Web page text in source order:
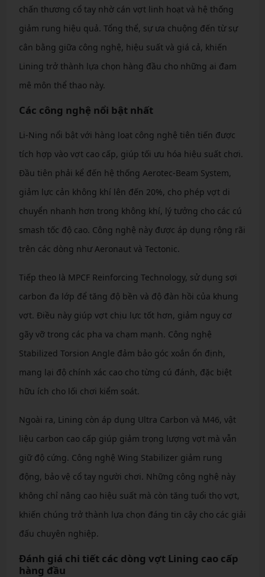
chấn thương cổ tay nhờ cán vợt linh hoạt và hệ thống
giảm rung hiệu quả. Tổng thể, sự ưa chuộng đến từ sự
cân bằng giữa công nghệ, hiệu suất và giá cả, khiến
Lining trở thành lựa chọn hàng đầu cho những ai đam
mê môn thể thao này.
Các công nghệ nổi bật nhất
Li-Ning nổi bật với hàng loạt công nghệ tiên tiến được
tích hợp vào vợt cao cấp, giúp tối ưu hóa hiệu suất chơi.
Đầu tiên phải kể đến hệ thống Aerotec-Beam System,
giảm lực cản không khí lên đến 20%, cho phép vợt di
chuyển nhanh hơn trong không khí, lý tưởng cho các cú
smash tốc độ cao. Công nghệ này được áp dụng rộng rãi
trên các dòng như Aeronaut và Tectonic.
Tiếp theo là MPCF Reinforcing Technology, sử dụng sợi
carbon đa lớp để tăng độ bền và độ đàn hồi của khung
vợt. Điều này giúp vợt chịu lực tốt hơn, giảm nguy cơ
gãy vỡ trong các pha va chạm mạnh. Công nghệ
Stabilized Torsion Angle đảm bảo góc xoắn ổn định,
mang lại độ chính xác cao cho từng cú đánh, đặc biệt
hữu ích cho lối chơi kiểm soát.
Ngoài ra, Lining còn áp dụng Ultra Carbon và M46, vật
liệu carbon cao cấp giúp giảm trọng lượng vợt mà vẫn
giữ độ cứng. Công nghệ Wing Stabilizer giảm rung
động, bảo vệ cổ tay người chơi. Những công nghệ này
không chỉ nâng cao hiệu suất mà còn tăng tuổi thọ vợt,
khiến chúng trở thành lựa chọn đáng tin cậy cho các giải
đấu chuyên nghiệp.
Đánh giá chi tiết các dòng vợt Lining cao cấp
hàng đầu